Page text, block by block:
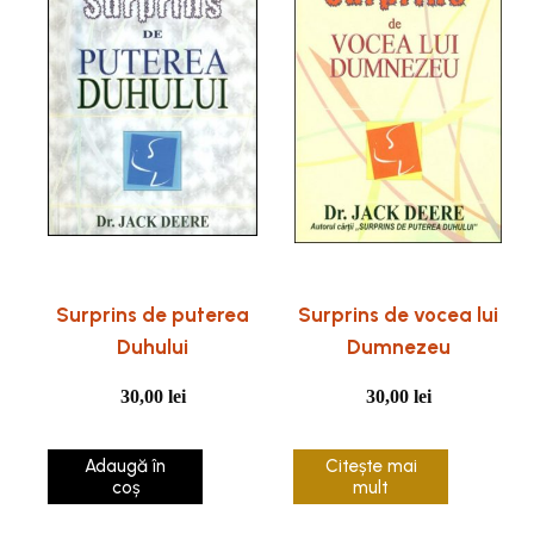
Surprins de puterea
Duhului
30,00 lei
Adaugă în
coș
Surprins de vocea lui
Dumnezeu
30,00 lei
Citește mai
mult